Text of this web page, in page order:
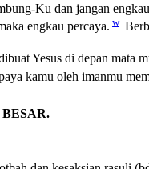
Ku dan jangan
engkau percaya. w
Yesus di depan mata
kamu oleh imanmu